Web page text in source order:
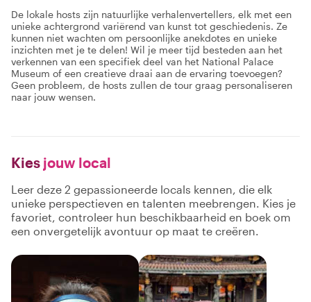
De lokale hosts zijn natuurlijke verhalenvertellers, elk met een
unieke achtergrond variërend van kunst tot geschiedenis. Ze
kunnen niet wachten om persoonlijke anekdotes en unieke
inzichten met je te delen! Wil je meer tijd besteden aan het
verkennen van een specifiek deel van het National Palace
Museum of een creatieve draai aan de ervaring toevoegen?
Geen probleem, de hosts zullen de tour graag personaliseren
naar jouw wensen.
Kies jouw local
Leer deze 2 gepassioneerde locals kennen, die elk
unieke perspectieven en talenten meebrengen. Kies je
favoriet, controleer hun beschikbaarheid en boek om
een onvergetelijk avontuur op maat te creëren.